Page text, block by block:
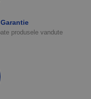
produsele vandute